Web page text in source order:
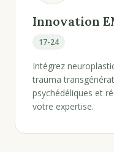
Innovation
17-24
Intégrez
trauma
psychédéliques et
votre expertise.